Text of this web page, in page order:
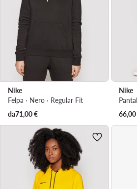
Nike
Felpa · Nero · Regular Fit
da71,00€
Nike
66,00